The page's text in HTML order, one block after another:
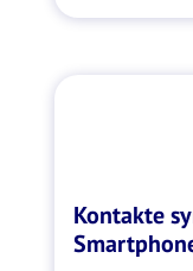
Kontakte